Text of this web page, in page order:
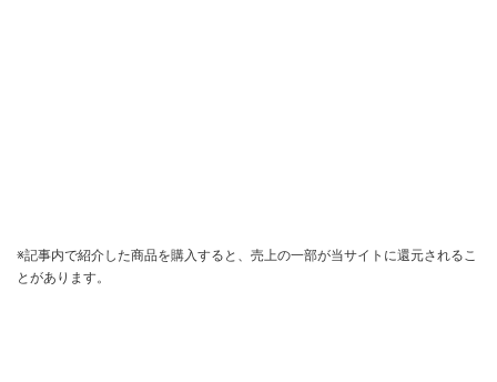
※記事内で紹介した商品を購入すると、売上の一部が当サイトに還元されるこ
とがあります。